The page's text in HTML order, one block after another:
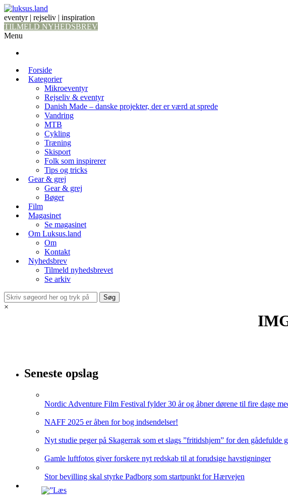
eventyr | rejseliv | inspiration
TILMELD NYHEDSBREV
Menu
Forside
Kategorier
Mikroeventyr
Rejseliv & eventyr
Danish Made – danske projekter, der er værd at sprede
Vandring
MTB
Cykling
Træning
Skisport
Folk som inspirerer
Tips og tricks
Gear & grej
Gear & grej
Bøger
Film
Magasinet
Se magasinet
Om Luksus.land
Om
Kontakt
Nyhedsbrev
Tilmeld nyhedsbrevet
Se arkiv
×
Seneste opslag
Nordic Adventure Film Festival fylder 30 år og åbner dørene til fire dage
NAFF 2025 er åben for bog indsendelser!
Nyt studie peger på Skagerrak som et slags ”fritidshjem” for den gådefulde
Gamle luftfotos giver forskere nyt redskab til at forudsige havstigninger
Stor bevilling skal styrke Padborg som startpunkt for Hærvejen